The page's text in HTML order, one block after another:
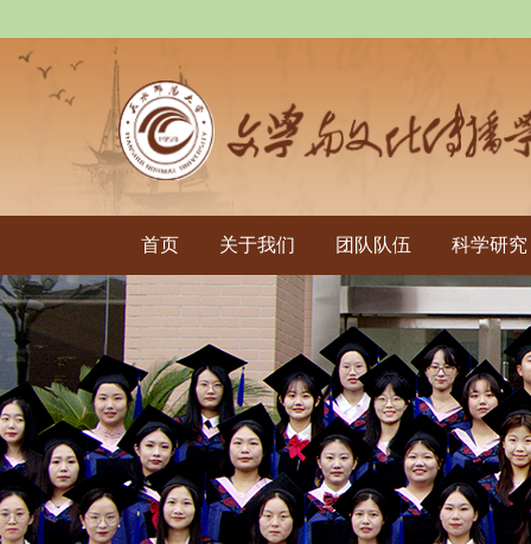
首页 关于我们 团队队伍 科学研究